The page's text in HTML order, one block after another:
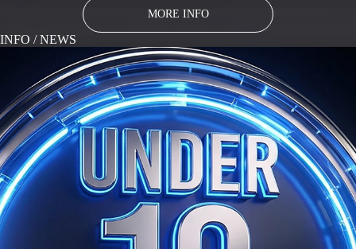
MORE INFO
INFO / NEWS